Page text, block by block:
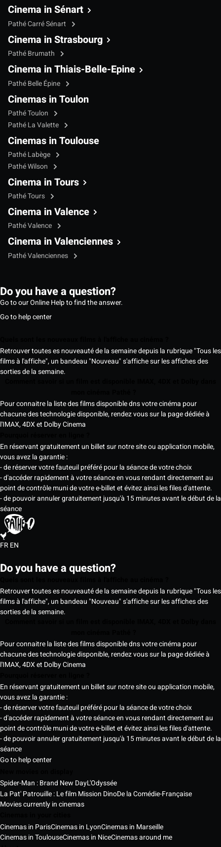
Cinema in Sénart
Pathé Carré Sénart
Cinema in Strasbourg
Pathé Brumath
Cinema in Thiais-Belle-Epine
Pathé Belle Épine
Cinemas in Toulon
Pathé Toulon
Pathé La Valette
Cinemas in Toulouse
Pathé Labège
Pathé Wilson
Cinema in Tours
Pathé Tours
Cinema in Valence
Pathé Valence
Cinema in Valenciennes
Pathé Valenciennes
Do you have a question?
Go to our Online Help to find the answer.
Go to help center
Retrouver toutes es nouveauté de la semaine depuis la rubrique "Tous les
films à l'affiche", un bandeau "Nouveau" s'affiche sur les affiches des
sorties de la semaine.
Pour connaitre la liste des films disponible dns votre cinéma pour
chacune des technologie disponible, rendez vous sur la page dédiée à
l'IMAX, 4DX et Dolby Cinema
En réservant gratuitement un billet sur notre site ou application mobile,
vous avez la garantie :
- de réserver votre fauteuil préféré pour la séance de votre choix
- d'accéder rapidement à votre séance en vous rendant directement au
point de contrôle muni de votre e-billet et évitez ainsi les files d'attente.
- de pouvoir annuler gratuitement jusqu'à 15 minutes avant le début de la
séance
FREN
Do you have a question?
Retrouver toutes es nouveauté de la semaine depuis la rubrique "Tous les
films à l'affiche", un bandeau "Nouveau" s'affiche sur les affiches des
sorties de la semaine.
Pour connaitre la liste des films disponible dns votre cinéma pour
chacune des technologie disponible, rendez vous sur la page dédiée à
l'IMAX, 4DX et Dolby Cinema
En réservant gratuitement un billet sur notre site ou application mobile,
vous avez la garantie :
- de réserver votre fauteuil préféré pour la séance de votre choix
- d'accéder rapidement à votre séance en vous rendant directement au
point de contrôle muni de votre e-billet et évitez ainsi les files d'attente.
- de pouvoir annuler gratuitement jusqu'à 15 minutes avant le début de la
séance
Go to help center
Spider-Man : Brand New DayL'Odyssée
La Pat' Patrouille : Le film Mission DinoDe la Comédie-Française
Movies currently in cinemas
Cinemas in ParisCinemas in LyonCinemas in Marseille
Cinemas in ToulouseCinemas in NiceCinemas around me